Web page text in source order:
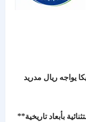
يواجه ريال مدريد
بأبعاد تاريخية**